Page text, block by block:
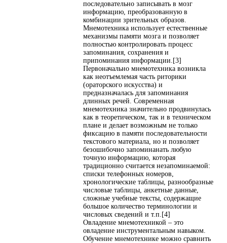
последовательно записывать в мозг
информацию, преобразованную в
комбинации зрительных образов.
Мнемотехника использует естественные
механизмы памяти мозга и позволяет
полностью контролировать процесс
запоминания, сохранения и
припоминания информации.[3]
Первоначально мнемотехника возникла
как неотъемлемая часть риторики
(ораторского искусства) и
предназначалась для запоминания
длинных речей. Современная
мнемотехника значительно продвинулась
как в теоретическом, так и в техническом
плане и делает возможным не только
фиксацию в памяти последовательности
текстового материала, но и позволяет
безошибочно запоминанать любую
точную информацию, которая
традиционно считается незапоминаемой:
списки телефонных номеров,
хронологические таблицы, разнообразные
числовые таблицы, анкетные данные,
сложные учебные тексты, содержащие
большое количество терминологии и
числовых сведений и т.п.[4]
Овладение мнемотехникой – это
овладение инструментальным навыком.
Обучение мнемотехнике можно сравнить